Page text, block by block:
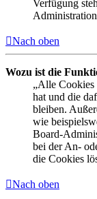
Verfügung
Nach oben
Wozu ist die
„Alle Cookies
hat und die
bleiben.
wie
Board-
bei der An-
die Cookies
Nach oben